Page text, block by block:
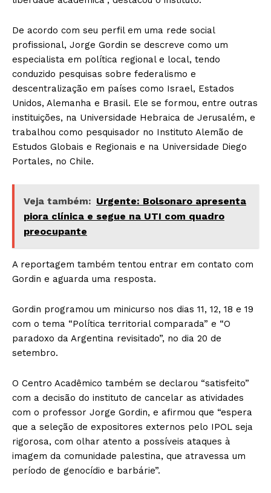
De acordo com seu perfil em uma rede social
profissional, Jorge Gordin se descreve como um
especialista em política regional e local, tendo
conduzido pesquisas sobre federalismo e
descentralização em países como Israel, Estados
Unidos, Alemanha e Brasil. Ele se formou, entre outras
instituições, na Universidade Hebraica de Jerusalém, e
trabalhou como pesquisador no Instituto Alemão de
Estudos Globais e Regionais e na Universidade Diego
Portales, no Chile.
Veja também: Urgente: Bolsonaro apresenta
piora clínica e segue na UTI com quadro
preocupante
A reportagem também tentou entrar em contato com
Gordin e aguarda uma resposta.
Gordin programou um minicurso nos dias 11, 12, 18 e 19
com o tema “Política territorial comparada” e “O
paradoxo da Argentina revisitado”, no dia 20 de
setembro.
O Centro Acadêmico também se declarou “satisfeito”
com a decisão do instituto de cancelar as atividades
com o professor Jorge Gordin, e afirmou que “espera
que a seleção de expositores externos pelo IPOL seja
rigorosa, com olhar atento a possíveis ataques à
imagem da comunidade palestina, que atravessa um
período de genocídio e barbárie”.